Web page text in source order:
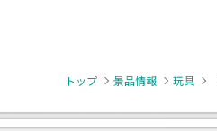
トップ 景品情報 玩具